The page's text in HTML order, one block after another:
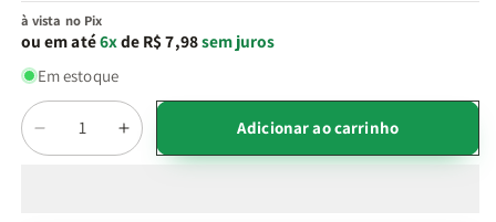
à vista no Pix
ou em até6xde R$ 7,98sem juros
Em estoque
Quantidade
Diminuir
a
Aumentar
a
Adicionar ao carrinho